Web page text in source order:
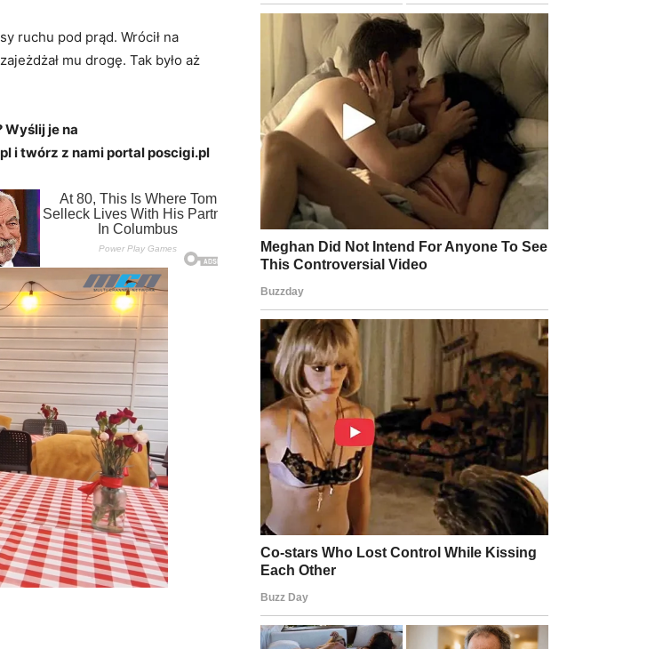
ruchu pod prąd. Wrócił na
mu drogę. Tak było aż
Wyślij je na
i twórz z nami portal poscigi.pl